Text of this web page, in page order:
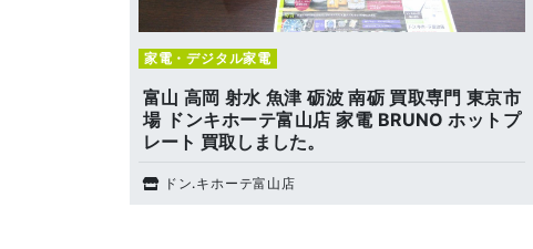
家電・デジタル家電
富山 高岡 射水 魚津 砺波 南砺 買取専門 東京市
場 ドンキホーテ富山店 家電 BRUNO ホットプ
レート 買取しました。
ドン.キホーテ富山店